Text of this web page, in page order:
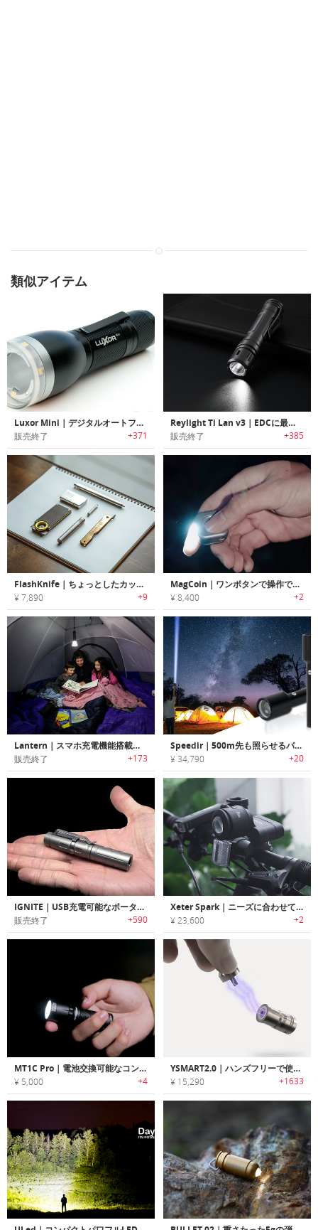
類似アイテム
Luxor Mini｜デジタルオートフォーカス機能搭載スマートポケットフラッシュライト「ルクソーミニ」
販売終了 +371
Reylight Ti Lan v3｜EDCに最適なポケットサイズチタンフラッシュライト「レイライト」
販売終了 +385
FlashKnife｜ちょっとしたカット作業に最適な隠しナイフブレード搭載ミニフラッシュライト「フラッシュナイフ」
¥ 7,890 +9
MagCoin｜ワンボタンで操作できる、コンパクトなチタン製フラッシュライト
¥ 8,400 +2
Lantern｜スマホ充電機能搭載タフフラッシュライト「ランタン」
販売終了 +173
Speedir｜500m先も照らせるパワフル・高輝度ホワイトレーザーフラッシュライト「スピーディアー」
¥ 34,790 +20
IGNITE｜USB充電可能なポータブル高輝度LEDフラッシュライト「イグナイト」
販売終了 +590
Xeter Spark｜ニーズに合わせて着脱可能な4 in 1多機能フラッシュライト「スパーク」
¥ 23,600 +2
MT1C Pro｜電池交換可能なコンパクトEDCフラッシュライト
¥ 5,000 +4
YSMART2.0｜ハンズフリーで使えるマグネットクイックリリース搭載EDCフラッシュライト「Yスマート2.0」
¥ 15,290 +1633